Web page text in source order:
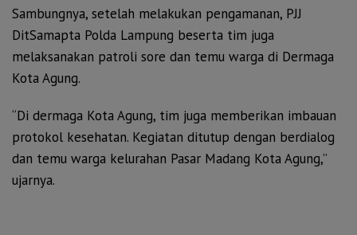
Sambungnya, setelah melakukan pengamanan, PJJ
DitSamapta Polda Lampung beserta tim juga
melaksanakan patroli sore dan temu warga di Dermaga
Kota Agung.
“Di dermaga Kota Agung, tim juga memberikan imbauan
protokol kesehatan. Kegiatan ditutup dengan berdialog
dan temu warga kelurahan Pasar Madang Kota Agung,”
ujarnya.